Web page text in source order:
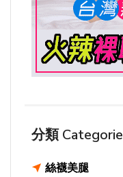
分類
絲襪美腿